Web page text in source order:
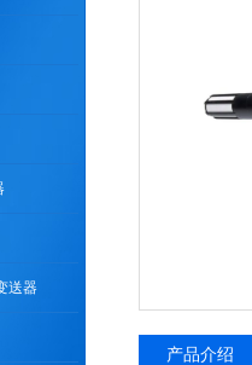
送器
产品介绍